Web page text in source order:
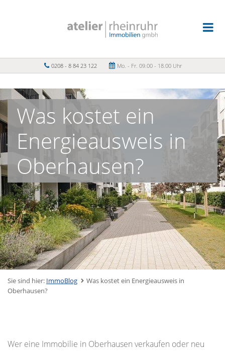
0208 - 8 84 23 122 Mo. - Fr. 09.00 - 18.00 Uhr
Was kostet ein
Energieausweis in
Oberhausen?
Sie sind hier: ImmoBlog
Was kostet ein Energieausweis in
Oberhausen?
Wer eine Immobilie in Oberhausen verkaufen oder neu